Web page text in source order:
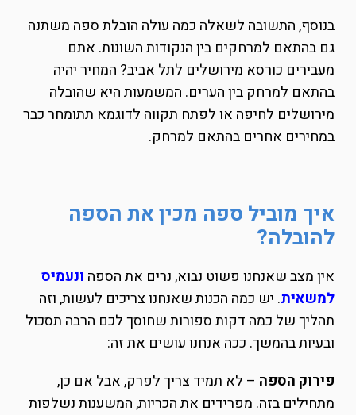
בנוסף, התשובה לשאלה כמה עולה הובלת ספה משתנה
גם בהתאם למרחקים בין הנקודות השונות. אתם
מעבירים כורסא מירושלים לתל אביב? המחיר יהיה
בהתאם למרחק בין הערים. המשמעות היא שהובלה
מירושלים לחיפה או לפתח תקווה לדוגמא תתומחר כבר
במחירים אחרים בהתאם למרחק.
איך מוביל ספה מכין את הספה
להובלה?
אין מצב שאנחנו פשוט נבוא, נרים את הספה ונעמיס
למשאית. יש כמה הכנות שאנחנו צריכים לעשות, וזה
תהליך של כמה דקות ספורות שחוסך לכם הרבה תסכול
ובעיות בהמשך. ככה אנחנו עושים את זה:
פירוק הספה – לא תמיד צריך לפרק, אבל אם כן,
מתחילים בזה. מפרידים את הכריות, המשענות נשלפות